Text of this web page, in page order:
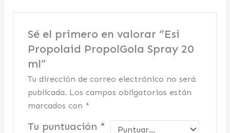
Sé el primero en valorar “Esi
Propolaid PropolGola Spray 20
ml”
Tu dirección de correo electrónico no será
publicada. Los campos obligatorios están
marcados con *
Tu puntuación *